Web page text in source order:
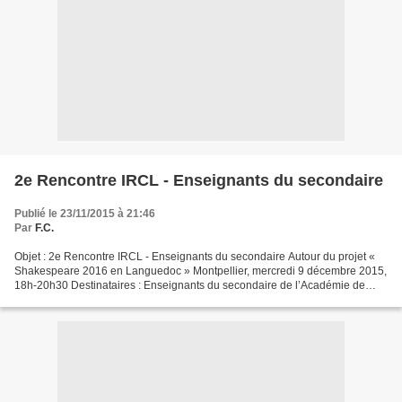
2e Rencontre IRCL - Enseignants du secondaire
Publié le 23/11/2015 à 21:46
Par F.C.
Objet : 2e Rencontre IRCL - Enseignants du secondaire Autour du projet «
Shakespeare 2016 en Languedoc » Montpellier, mercredi 9 décembre 2015,
18h-20h30 Destinataires : Enseignants du secondaire de l’Académie de